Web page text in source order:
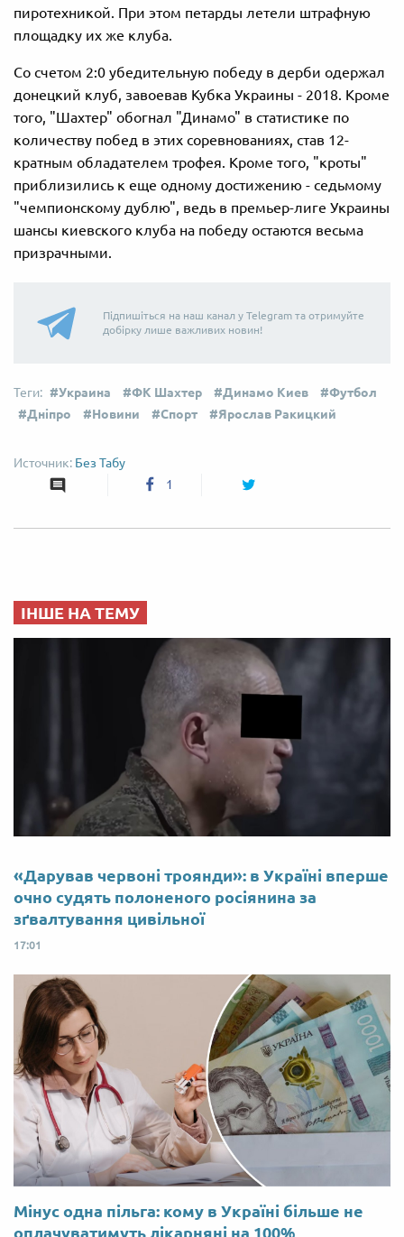
пиротехникой. При этом петарды летели штрафную
площадку их же клуба.
Со счетом 2:0 убедительную победу в дерби одержал
донецкий клуб, завоевав Кубка Украины - 2018. Кроме
того, "Шахтер" обогнал "Динамо" в статистике по
количеству побед в этих соревнованиях, став 12-
кратным обладателем трофея. Кроме того, "кроты"
приблизились к еще одному достижению - седьмому
"чемпионскому дублю", ведь в премьер-лиге Украины
шансы киевского клуба на победу остаются весьма
призрачными.
Підпишіться на наш канал у Telegram та отримуйте
добірку лише важливих новин!
Украина ФК Шахтер Динамо Киев
Футбол
Дніпро
Новини Спорт Ярослав Ракицкий
Без Табу
1
ІНШЕ НА ТЕМУ
«Дарував червоні троянди»: в Україні вперше
очно судять полоненого росіянина за
зґвалтування цивільної
17:01
Мінус одна пільга: кому в Україні більше не
оплачуватимуть лікарняні на 100%